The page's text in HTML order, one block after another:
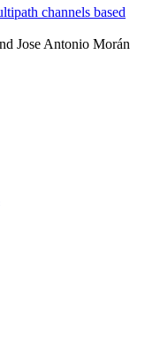
channels based
Jose Antonio Morán